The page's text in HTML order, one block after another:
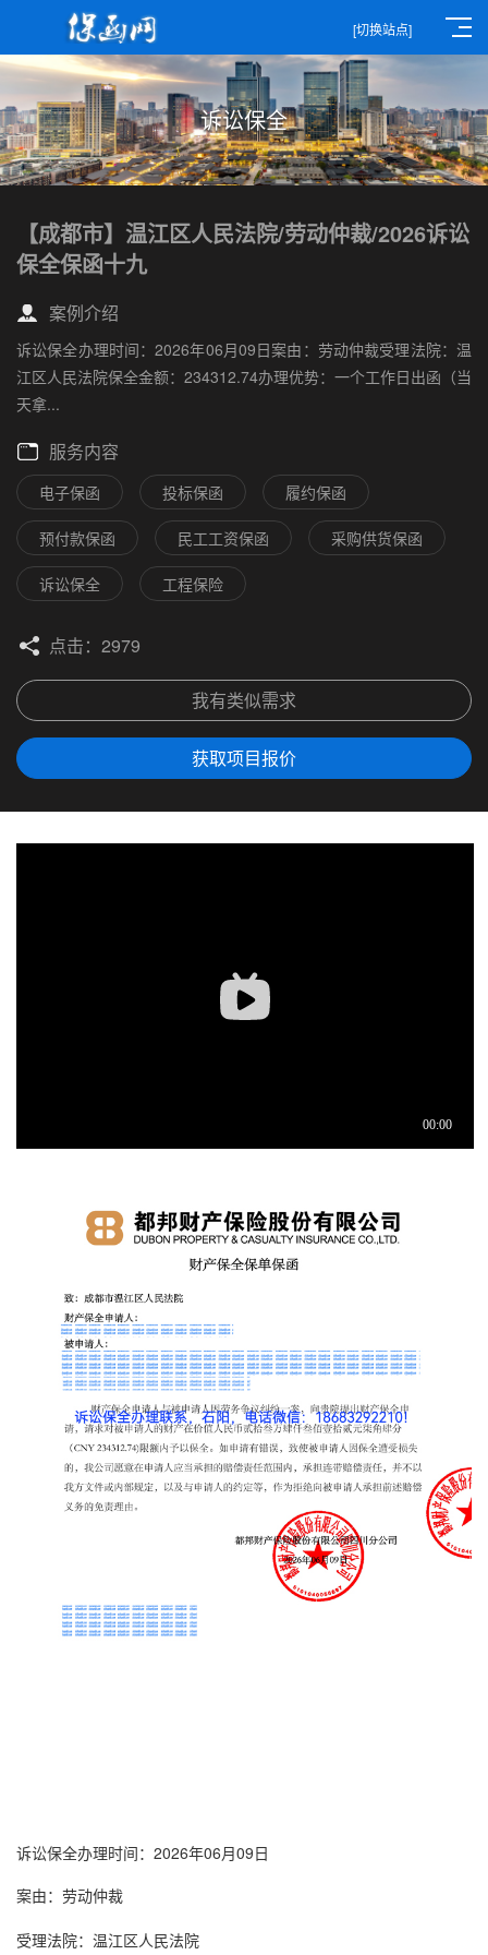
[切换站点]
诉讼保全
【成都市】温江区人民法院/劳动仲裁/2026诉讼
保全保函十九
案例介绍
诉讼保全办理时间：2026年06月09日案由：劳动仲裁受理法院：温
江区人民法院保全金额：234312.74办理优势：一个工作日出函（当
天拿...
服务内容
电子保函 投标保函 履约保函
预付款保函 民工工资保函 采购供货保函
诉讼保全 工程保险
点击：2979
我有类似需求
获取项目报价
诉讼保全办理时间：2026年06月09日
案由：劳动仲裁
受理法院：温江区人民法院